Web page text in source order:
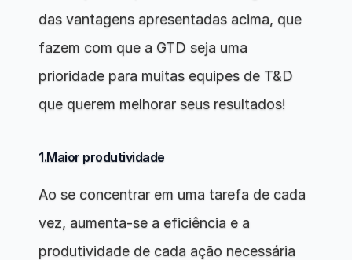
das vantagens apresentadas acima, que
fazem com que a GTD seja uma
prioridade para muitas equipes de T&D
que querem melhorar seus resultados!
1.Maior produtividade
Ao se concentrar em uma tarefa de cada
vez, aumenta-se a eficiência e a
produtividade de cada ação necessária